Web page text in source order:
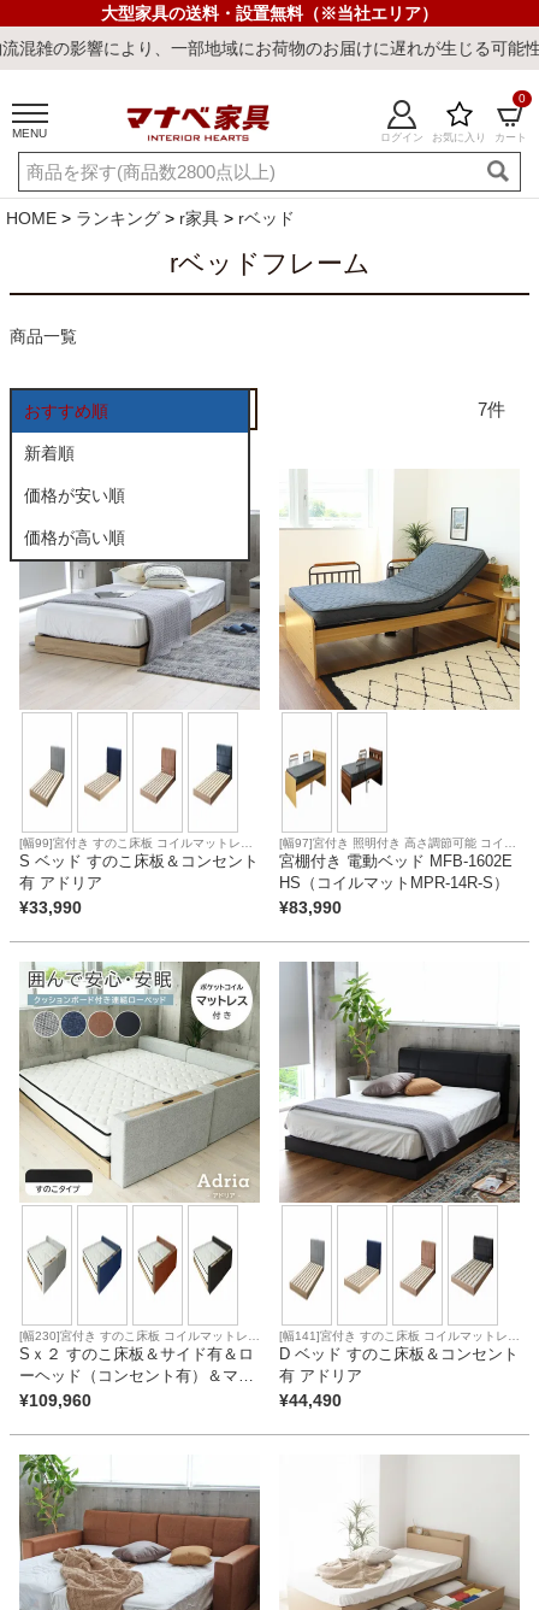
大型家具の送料・設置無料（※当社エリア）
影響により、一部地域にお荷物のお届けに遅れが生じる可能性が
MENU ログイン お気に入り カート
0
ご利用ガイド 新規会員登録
店舗一覧 閲覧履歴
キーワード・商品番号で探す
最短発送 冷感ラグ ワークデスク ウィルトンラ
カテゴリから探す
テレビ台・リビング家具
ダイニングテーブル・セット
食器棚・キッチン収納
ベッド
収納家具
学習机
ホームオフィス
寝具
HOME ランキング r家具 rベッド
rベッドフレーム
商品一覧
おすすめ順
新着順
価格が安い順
価格が高い順
7
[幅99]宮付き すのこ床板 コイルマットレス
対応
S ベッド すのこ床板＆コンセント
有 アドリア
¥33,990
[幅97]宮付き 照明付き 高さ調節可能 コイル
マットレス対応 ポケットコイル 圧縮梱包
宮棚付き 電動ベッド MFB-1602E
HS（コイルマットMPR-14R-S）
¥83,990
[幅230]宮付き すのこ床板 コイルマットレス
対応
Sｘ２ すのこ床板＆サイド有＆ロ
ーヘッド（コンセント有）＆マッ
トレス付 アドリア
¥109,960
[幅141]宮付き すのこ床板 コイルマットレス
対応
D ベッド すのこ床板＆コンセント
有 アドリア
¥44,490